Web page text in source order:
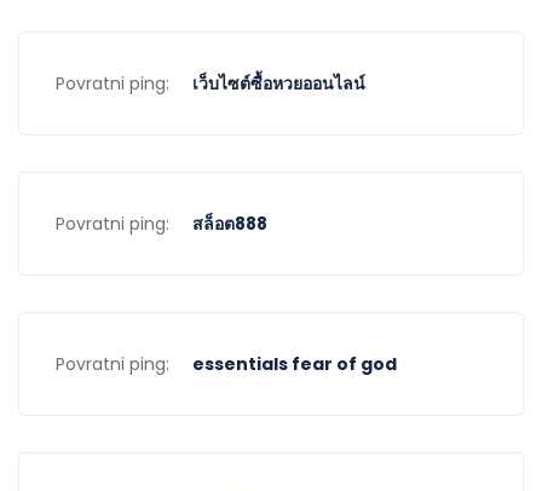
Povratni ping: เว็บไซต์ซื้อหวยออนไลน์
Povratni ping: สล็อต888
Povratni ping: essentials fear of god